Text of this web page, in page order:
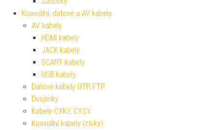
Koaxiální, datové a AV kabely
AV kabely
HDMI kabely
JACK kabely
SCART kabely
USB kabely
Datové kabely UTP, FTP
Dvojlinky
Kabely CYKY, CYSY
Koaxiální kabely (cívky)